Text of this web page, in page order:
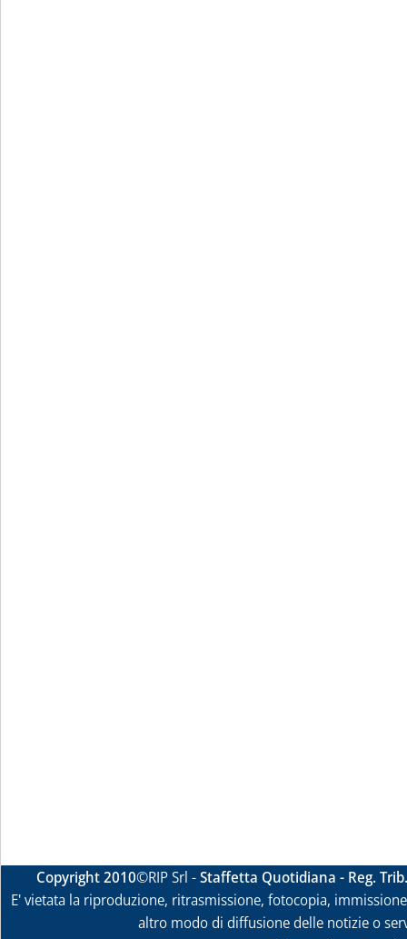
Copyright 2010©RIP Srl -Staffetta Quotidiana - Reg.
E' vietata la riproduzione, ritrasmissione, fotocopia,
altro modo di diffusione delle notizie o